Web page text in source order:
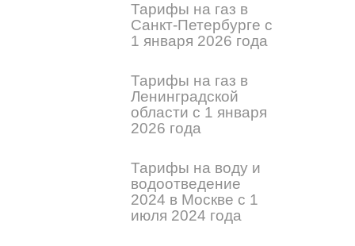
Тарифы на газ в
Санкт-Петербурге с
1 января 2026 года
Тарифы на газ в
Ленинградской
области с 1 января
2026 года
Тарифы на воду и
водоотведение
2024 в Москве с 1
июля 2024 года